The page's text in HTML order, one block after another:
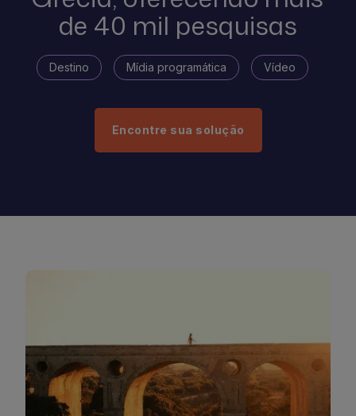
de 40 mil pesquisas
Destino Mídia programática Vídeo
Encontre sua solução